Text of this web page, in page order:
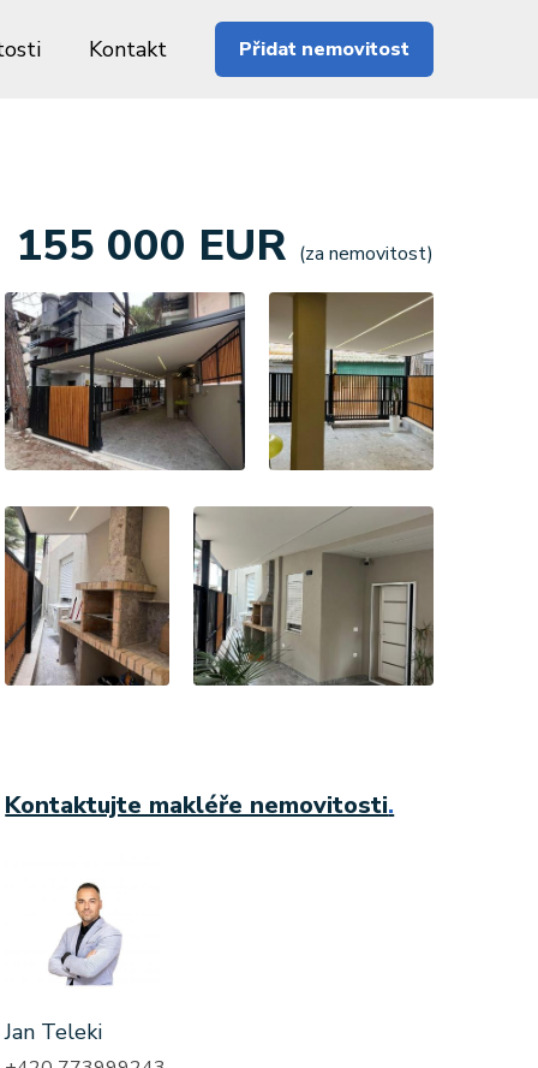
Kontakt Přidat nemovitost
155 000 EUR (za nemovitost)
Kontaktujte makléře nemovitosti.
Jan Teleki